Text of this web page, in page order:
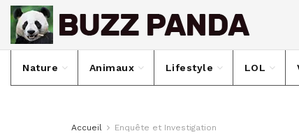
Nature Animaux Lifestyle LOL
Accueil Enquête et Investigation